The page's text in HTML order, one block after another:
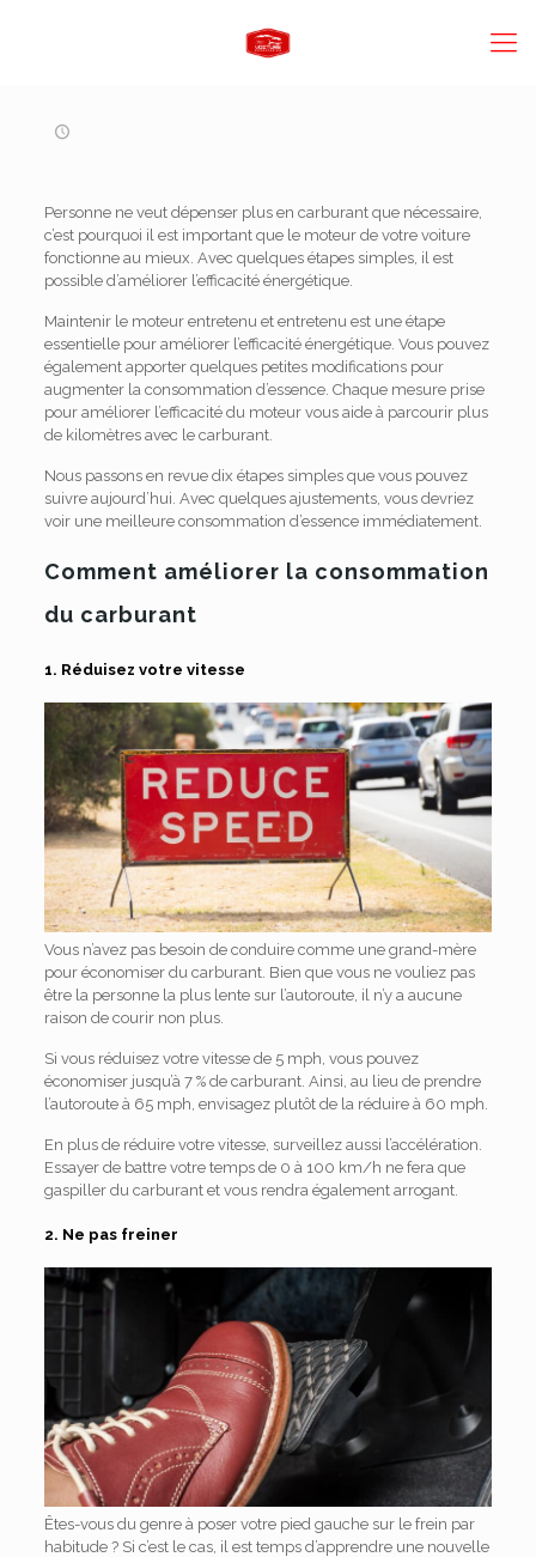
Personne ne veut dépenser plus en carburant que nécessaire,
c’est pourquoi il est important que le moteur de votre voiture
fonctionne au mieux. Avec quelques étapes simples, il est
possible d’améliorer l’efficacité énergétique.
Maintenir le moteur entretenu et entretenu est une étape
essentielle pour améliorer l’efficacité énergétique. Vous pouvez
également apporter quelques petites modifications pour
augmenter la consommation d’essence. Chaque mesure prise
pour améliorer l’efficacité du moteur vous aide à parcourir plus
de kilomètres avec le carburant.
Nous passons en revue dix étapes simples que vous pouvez
suivre aujourd’hui. Avec quelques ajustements, vous devriez
voir une meilleure consommation d’essence immédiatement.
Comment améliorer la consommation
du carburant
1. Réduisez votre vitesse
Vous n’avez pas besoin de conduire comme une grand-mère
pour économiser du carburant. Bien que vous ne vouliez pas
être la personne la plus lente sur l’autoroute, il n’y a aucune
raison de courir non plus.
Si vous réduisez votre vitesse de 5 mph, vous pouvez
économiser jusqu’à 7 % de carburant. Ainsi, au lieu de prendre
l’autoroute à 65 mph, envisagez plutôt de la réduire à 60 mph.
En plus de réduire votre vitesse, surveillez aussi l’accélération.
Essayer de battre votre temps de 0 à 100 km/h ne fera que
gaspiller du carburant et vous rendra également arrogant.
2. Ne pas freiner
Êtes-vous du genre à poser votre pied gauche sur le frein par
habitude ? Si c’est le cas, il est temps d’apprendre une nouvelle